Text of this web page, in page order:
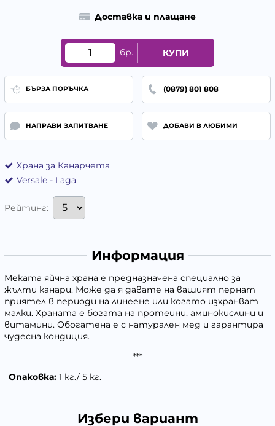
Доставка и плащане
бр. КУПИ
БЪРЗА ПОРЪЧКА (0879) 801 808
НАПРАВИ ЗАПИТВАНЕ ДОБАВИ В ЛЮБИМИ
Храна за Канарчета
Versale - Laga
Рейтинг:
Информация
Меката яйчна храна е предназначена специално за
жълти канари. Може да я давате на вашият пернат
приятел в периоди на линеене или когато изхранват
малки. Храната е богата на протеини, аминокислини и
витамини. Обогатена е с натурален мед и гарантира
чудесна кондиция.
***
Опаковка: 1 кг./ 5 кг.
Избери вариант